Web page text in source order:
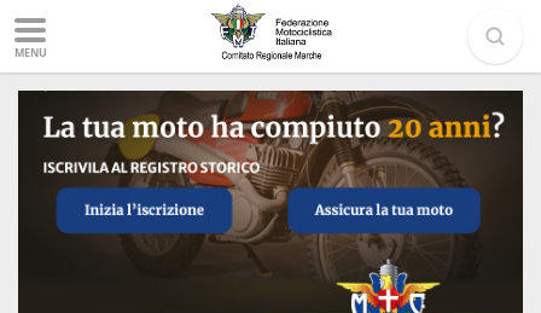
MENU